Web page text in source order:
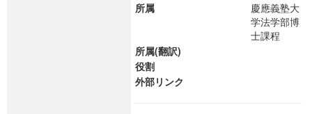
所属
慶應義塾大
学法学部博
士課程
所属(翻訳)
役割
外部リンク